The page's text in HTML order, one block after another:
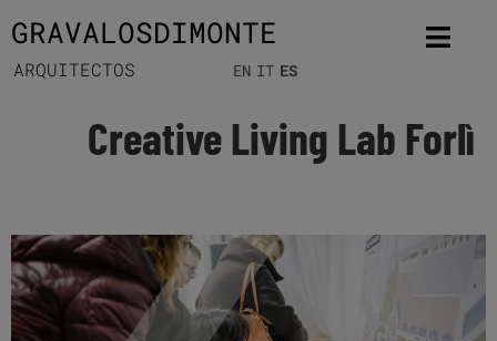
GRAVALOSDIMONTE
ARQUITECTOS EN IT ES
Creative Living Lab Forlì